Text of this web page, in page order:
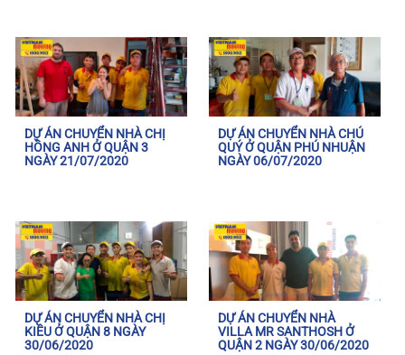
DỰ ÁN CHUYỂN NHÀ CHỊ
HỒNG ANH Ở QUẬN 3
NGÀY 21/07/2020
DỰ ÁN CHUYỂN NHÀ CHÚ
QUÝ Ở QUẬN PHÚ NHUẬN
NGÀY 06/07/2020
DỰ ÁN CHUYỂN NHÀ CHỊ
KIỀU Ở QUẬN 8 NGÀY
30/06/2020
DỰ ÁN CHUYỂN NHÀ
VILLA MR SANTHOSH Ở
QUẬN 2 NGÀY 30/06/2020